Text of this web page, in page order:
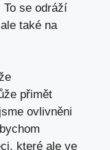
To se odráží
také na
přimět
ovlivněni
které ale ve